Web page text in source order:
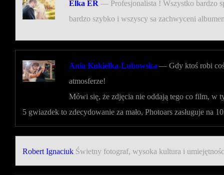
Elka ER — Profesjonalista ! Wszystko bardzo
bardzo szybko i wszyscy sa zachwyceni
Ania Kukiełka-Lubowska — Gdy ktoś robi
atmosferze!
Mówi się, że zdjęcia nie oddają tego co film, w
5 gwiazdek to zdecydowanie za mało, Photoars zasługuje na
Robert Ignaciuk Świetny fotograf, wysoka kultura i